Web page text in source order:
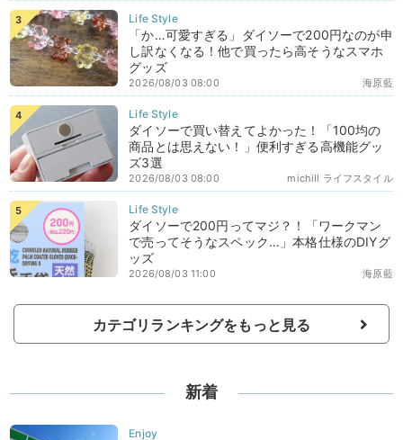
「か…可愛すぎる」ダイソーで200円なのが申
し訳なくなる！他で買ったら高そうなスマホ
グッズ
海原藍
2026/08/03 08:00
ダイソーで買い替えてよかった！「100均の
商品とは思えない！」便利すぎる高機能グッ
ズ3選
michill ライフスタイル
2026/08/03 08:00
ダイソーで200円ってマジ？！「ワークマン
で売ってそうなスペック…」本格仕様のDIYグ
ッズ
海原藍
2026/08/03 11:00
カテゴリランキングをもっと見る
新着